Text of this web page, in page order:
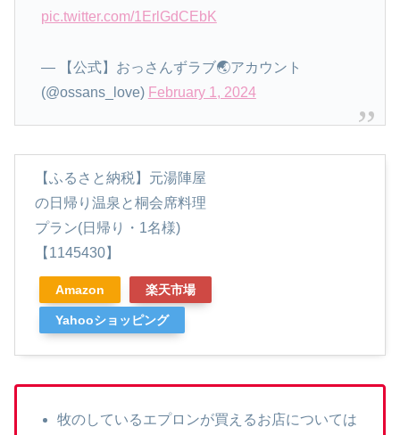
pic.twitter.com/1ErlGdCEbK
— 【公式】おっさんずラブ🌏アカウント
(@ossans_love) February 1, 2024
【ふるさと納税】元湯陣屋
の日帰り温泉と桐会席料理
プラン(日帰り・1名様)
【1145430】
Amazon 楽天市場
Yahooショッピング
牧のしているエプロンが買えるお店については